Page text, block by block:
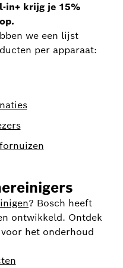
in+ krijg je 15%
we een lijst
per apparaat:
? Bosch heeft
ontwikkeld. Ontdek
het onderhoud